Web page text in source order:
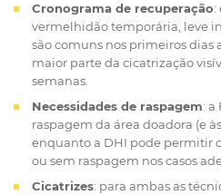
Cronograma de recuperação:
vermelhidão temporária, leve
são comuns nos primeiros dias
maior parte da cicatrização
semanas.
Necessidades de raspagem: a
raspagem da área doadora (e
enquanto a DHI pode permitir
ou sem raspagem nos casos
Cicatrizes: para ambas as